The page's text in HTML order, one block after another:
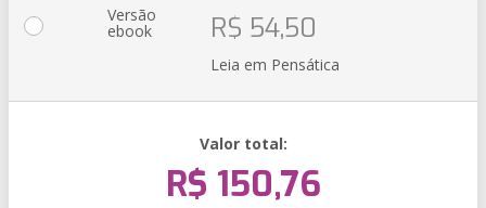
Versão
ebook R$ 54,50
Leia em Pensática
Valor total:
R$ 150,76